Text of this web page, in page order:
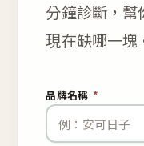
分鐘診斷，幫
現在缺哪一塊
品牌名稱 *